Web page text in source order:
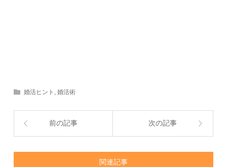
婚活ヒント ,婚活術
前の記事 次の記事
関連記事